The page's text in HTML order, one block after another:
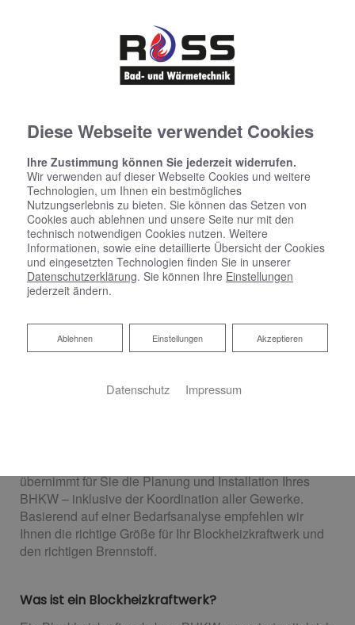
Ihr Weg zu mehr Energieeffizienz
verbrauchen, sondern in Heizsystemen, die Strom
übernimmt für Sie die Planung und Installation Ihres
BHKW – inklusive der Koordination aller Gewerke.
Basierend auf einer Bedarfsanalyse empfehlen wir
Ihnen die richtige Größe für Ihr Blockheizkraftwerk und
den richtigen Brennstoff.
Was ist ein Blockheizkraftwerk?
Diese Webseite verwendet Cookies
Ihre Zustimmung können Sie jederzeit widerrufen.
Wir verwenden auf dieser Webseite Cookies und weitere
Technologien, um Ihnen ein bestmögliches
Nutzungserlebnis zu bieten. Sie können das Setzen von
Cookies auch ablehnen und unsere Seite nur mit den
technisch notwendigen Cookies nutzen. Weitere
Informationen, sowie eine detaillierte Übersicht der Cookies
und eingesetzten Technologien finden Sie in unserer
Datenschutzerklärung. Sie können Ihre Einstellungen
jederzeit ändern.
Akzeptieren
Einstellungen
Ablehnen
Ablehnen
Datenschutz Impressum